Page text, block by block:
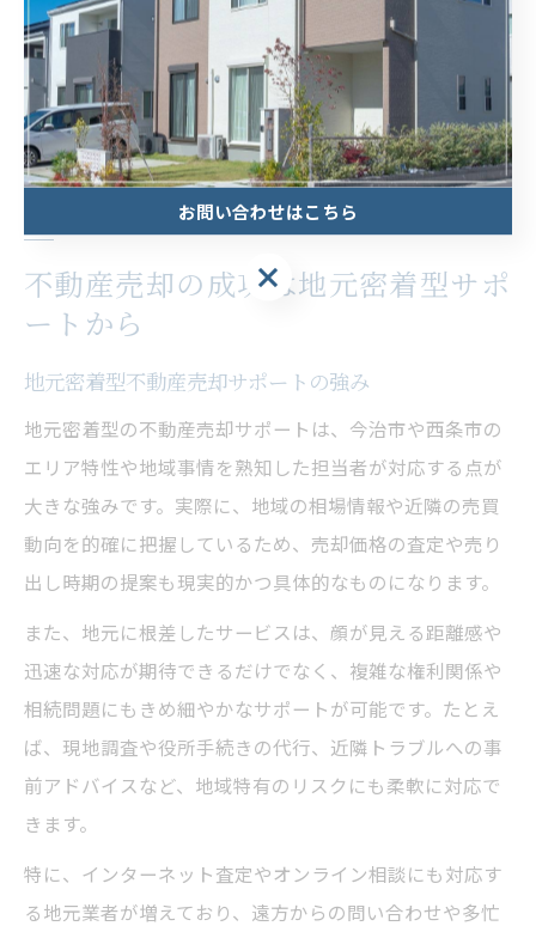
として、「無料相談から売却完了まで一貫してサポート
してもらい、不安なく取引できた」といった意見もあ
り、口コミは信頼できるサポート体制を見抜く重要な手
がかりとなります。
不動産売却の成功は地元密着型サポ
ートから
地元密着型不動産売却サポートの強み
地元密着型の不動産売却サポートは、今治市や西条市の
エリア特性や地域事情を熟知した担当者が対応する点が
大きな強みです。実際に、地域の相場情報や近隣の売買
動向を的確に把握しているため、売却価格の査定や売り
出し時期の提案も現実的かつ具体的なものになります。
また、地元に根差したサービスは、顔が見える距離感や
迅速な対応が期待できるだけでなく、複雑な権利関係や
相続問題にもきめ細やかなサポートが可能です。たとえ
ば、現地調査や役所手続きの代行、近隣トラブルへの事
前アドバイスなど、地域特有のリスクにも柔軟に対応で
きます。
特に、インターネット査定やオンライン相談にも対応す
る地元業者が増えており、遠方からの問い合わせや多忙
お問い合わせはこちら